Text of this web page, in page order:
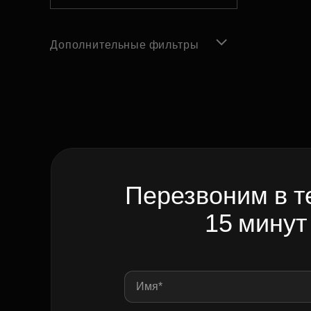
Дополнительные фильтры
Перезвоним в
15 минут